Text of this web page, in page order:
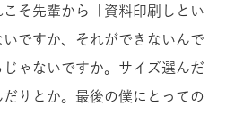
そ先輩から「資料印刷しとい
ですか、それができないんで
ゃないですか。サイズ選んだ
りとか。最後の僕にとっての